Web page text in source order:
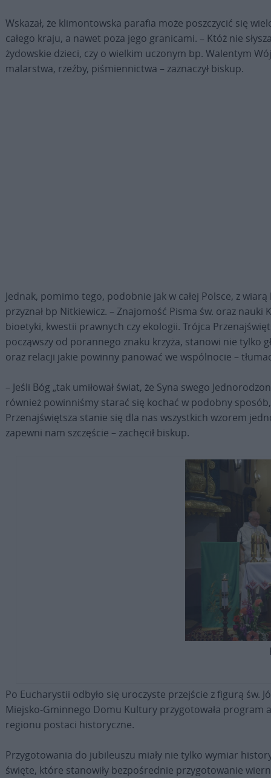
Wskazał, że klimontowska parafia może poszczycić się
całego kraju, a nawet poza jego granicami. – Któż nie
żydowskie dzieci, czy o wielkim uczonym bp. Walentym
malarstwa, rzeźby, piśmiennictwa – zaznaczył biskup.
Jednak, pomimo tego, podobnie jak w całej Polsce, z
przyznał bp Nitkiewicz. – Znajomość Pisma św. oraz
bioetyki, kwestii prawnych czy ekologii. Trójca
począwszy od porannego znaku krzyża, stanowi nie tylko
oraz relacji jakie powinny panować we wspólnocie –
– Jeśli Bóg „tak umiłował świat, że Syna swego
również powinniśmy starać się kochać w podobny
Przenajświętsza stanie się dla nas wszystkich wzorem
zapewni nam szczęście – zachęcił biskup.
Po Eucharystii odbyło się uroczyste przejście z figurą św.
Miejsko-Gminnego Domu Kultury przygotowała program
regionu postaci historyczne.
Przygotowania do jubileuszu miały nie tylko wymiar
święte, które stanowiły bezpośrednie przygotowanie